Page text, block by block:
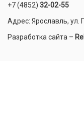
+7 (4852) 32-02-55
Адрес: Ярославль, ул.
Разработка сайта –